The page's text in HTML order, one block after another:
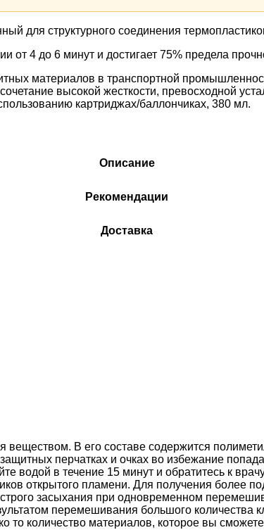
для структурного соединения
4 до 6 минут и достигает 75% предела
материалов в транспортной
высокой жесткости, превосходной
картриджах/баллончиках, 380 мл.
Описание
Рекомендации
Доставка
В его составе содержится
перчатках и очках во избежание
водой в течение 15 минут и обратитесь к
открытого пламени. Для получения более
засыхания при одновременном
перемешивания большого
то количество материалов, которое вы